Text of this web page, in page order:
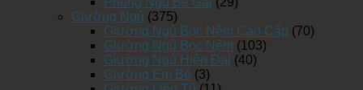
Giường Ngủ (375)
Giường Ngủ Bọc Nệm Cao Cấp (70)
Giường Ngủ Bọc Nệm (103)
Giường Ngủ Hiện Đại (40)
Giường Em Bé (3)